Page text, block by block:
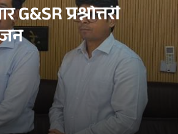
प्रश्नोत्तरी